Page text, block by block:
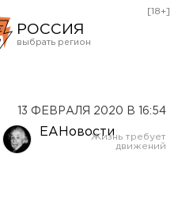
РОССИЯ
Оренбург
[18+]
13 ФЕВРАЛЯ 2020 В 16:54
ЕАНовости